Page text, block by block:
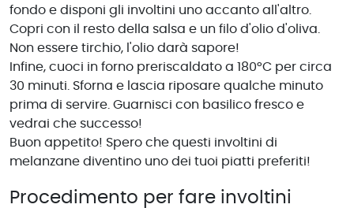
fondo e disponi gli involtini uno accanto all'altro.
Copri con il resto della salsa e un filo d'olio d'oliva.
Non essere tirchio, l'olio darà sapore!
Infine, cuoci in forno preriscaldato a 180°C per circa
30 minuti. Sforna e lascia riposare qualche minuto
prima di servire. Guarnisci con basilico fresco e
vedrai che successo!
Buon appetito! Spero che questi involtini di
melanzane diventino uno dei tuoi piatti preferiti!
Procedimento per fare involtini